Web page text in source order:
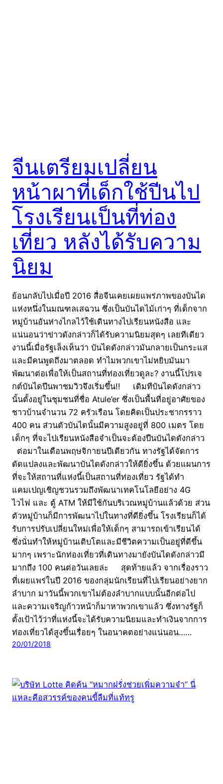
จีนเตรียมเปลี่ยน
หน้าผาที่เด็กใช้ปีนไป
โรงเรียนเป็นที่ท่อง
เที่ยว หลังได้รับความ
นิยม
ย้อนกลับไปเมื่อปี 2016 สื่อจีนเคยเผยแพร่ภาพของบันได
แห่งหนึ่งในมณฑลเสฉวน ซึ่งเป็นบันไดไม้เก่าๆ ที่เด็กจาก
หมู่บ้านอันห่างไกลไว้ใช้เดินทางไปเรียนหนังสือ และ
แน่นอนว่าข่าวดังกล่าวก็ได้รับความนิยมสุดๆ เลยทีเดียว
งานนี้เมื่อรัฐเล็งเห็นว่า บันไดดังกล่าวมันกลายเป็นกระแส
และมีคนพูดถึงมาตลอด ทำไมพวกเขาไม่หยิบมันมา
พัฒนาต่อเพื่อให้เป็นสถานที่ท่องเที่ยวดูละ? งานนี้โปรเจ
กต์บันไดปีนพาชมวิวจึงเริ่มขึ้น!! เดิมทีบันไดดังกล่าว
นั้นตั้งอยู่ในชุมชนที่ชื่อ Atule’er ซึ่งเป็นพื้นที่อยู่อาศัยของ
ชาวบ้านจำนวน 72 ครัวเรือน โดยคิดเป็นประชากรราว
400 คน ส่วนตัวบันไดนั้นมีความสูงอยู่ที่ 800 เมตร โดย
เด็กๆ ที่จะไปเรียนหนังสือจำเป็นจะต้องปืนบันไดดังกล่าว
ต่อมาในเดือนพฤษจิกายนปีเดียวกัน ทางรัฐได้จัดการ
ดัดแปลงและพัฒนาบันไดดังกล่าวให้ดียิ่งขึ้น ด้วยแผนการ
ที่จะให้สถานที่แห่งนี้เป็นสถานที่ท่องเที่ยว รัฐได้ทำ
แคมเปญเชิญชวนรวมถึงพัฒนาเทคโนโลยีอย่าง 4G
ไวไฟ และ ตู้ ATM ให้มีใช้กันบริเวณหมู่บ้านแล้วด้วย ส่วน
ตัวหมู่บ้านก็มีการพัฒนาไปในทางที่ดียิ่งขึ้น โรงเรียนก็ได้
รับการปรับเปลี่ยนใหม่เพื่อให้เด็กๆ สามารถเข้าเรียนได้
ซึ่งนั่นทำให้หมู่บ้านเติบโตและมีชีวิตความเป็นอยู่ที่ดีขึ้น
มากๆ เพราะนักท่องเที่ยวที่เดินทางมายังบันไดดังกล่าวมี
มากถึง 100 คนต่อวันเลยล่ะ สุดท้ายแล้ว จากเรื่องราว
ที่เผยแพร่ในปี 2016 ของกลุ่มนักเรียนที่ไปเรียนอย่างยาก
ลำบาก มาวันนี้พวกเขาไม่ต้องลำบากแบบนั้นอีกต่อไป
และความเจริญก้าวหน้าก็มาหาพวกเขาแล้ว ซึ่งทางรัฐก็
ตั้งเป้าไว้ว่าที่แห่งนี้จะได้รับความนิยมและทำเงินจากการ
ท่องเที่ยวได้สูงขึ้นเรื่อยๆ ในอนาคตอย่างแน่นอน……
20/01/2018